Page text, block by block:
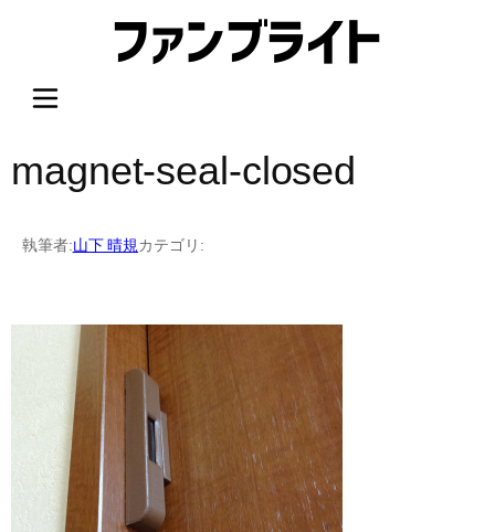
プ
magnet-seal-closed
執筆者:山下 晴規 カテゴリ: